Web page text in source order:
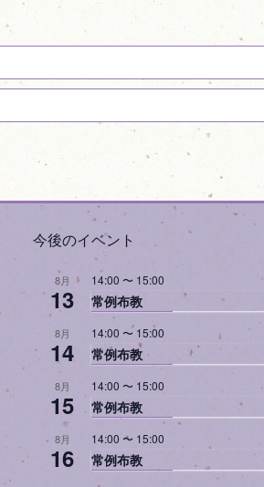
今後のイベント
8月
13
14:00 〜 15:00
常例布教
8月
14
14:00 〜 15:00
常例布教
8月
15
14:00 〜 15:00
常例布教
8月
16
14:00 〜 15:00
常例布教